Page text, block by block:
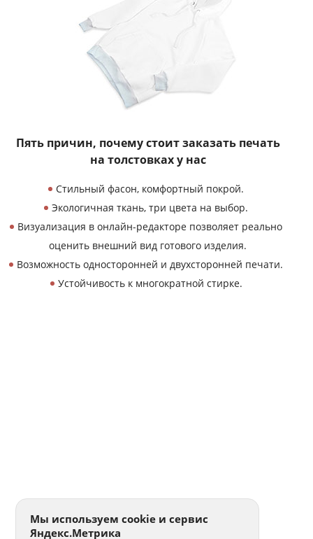
Пять причин, почемустоит заказать печать
на толстовках у нас
Стильный фасон, комфортный покрой.
Экологичная ткань, три цвета на выбор.
Визуализация в онлайн-редакторе позволяет реально
оценить внешний вид готового изделия.
Возможность односторонней и двухсторонней печати.
Устойчивость к многократной стирке.
Мы используем cookie и сервис
Яндекс.Метрика